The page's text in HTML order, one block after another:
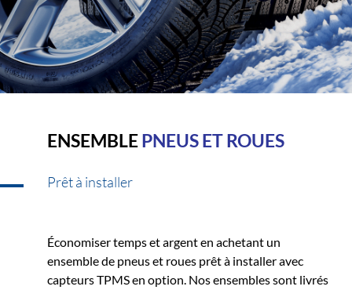
ENSEMBLEPNEUS ET ROUES
Prêt à installer
Économiser temps et argent en achetant un
ensemble de pneus et roues prêt à installer avec
capteurs TPMS en option. Nos ensembles sont livrés